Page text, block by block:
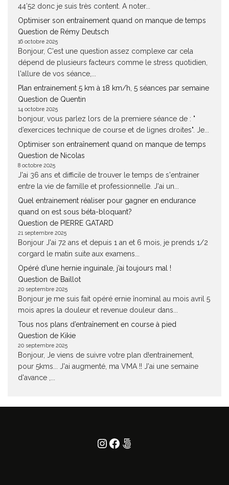
44’52 donc je suis très content. A noter...
Optimiser son entraînement quand on manque de temps
Question de Rémy Deutsch
16 octobre 2025
Bonjour, C'est une question assez complexe car cela
dépend de plusieurs facteurs comme le stress quotidien,
l'allure de vos séance,...
Plan entrainement 5 km à 18 km/h, 5 séances par semaine
Question de Quentin
14 octobre 2025
bonjour, vous parlez lors de la premiere séance de : "
d’exercices technique de course et de lignes droites". Je...
Optimiser son entraînement quand on manque de temps
Question de Nicolas
8 octobre 2025
J'ai 36 ans et difficile de trouver le temps de s'entrainer
entre la vie de famille et professionnelle. J'ai un...
Quel entrainement réaliser pour gagner en endurance
quand on est sous béta-bloquant?
Question de PIERRE GATARD
21 septembre 2025
Bonjour J'ai 72 ans et depuis 1 an et 6 mois, je prends 1/2
corgard le matin suite aux examens...
Opéré d’une hernie inguinale, j’ai toujours mal !
Question de Baillot
20 septembre 2025
Bonjour je me suis fait opéré ernie înominal au mois avril 5
mois apres la douleur et revenue douleur dans...
Tous nos plans d’entraînement en course à pied
Question de Kikie
20 septembre 2025
Bonjour, Je viens de suivre votre plan d!entrainement,
pour 5kms... J'ai augmenté, ma VMA !! J'ai une semaine
d'avance ,...
Instagram
Facebook
500px